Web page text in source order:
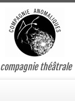
compagnie théâtrale